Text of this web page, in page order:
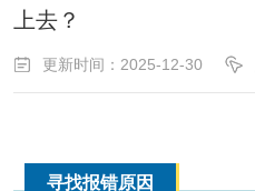
上去？
更新时间：2025-12-30
寻找报错原因